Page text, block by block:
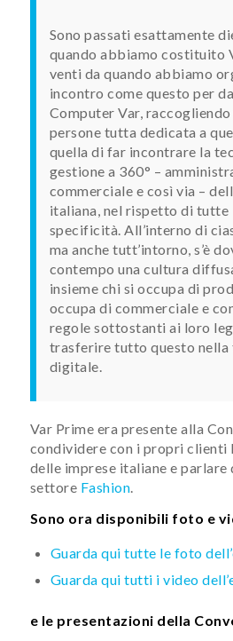
Sono passati esattamente
quando abbiamo costituito
venti da quando abbiamo
incontro come questo per
Computer Var,
persone tutta dedicata a
quella di far incontrare la
gestione a 360° –
commerciale e così via –
italiana, nel rispetto di tutte
specificità. All’interno di
ma anche tutt’intorno, s’è
contempo una cultura
insieme chi si occupa di
occupa di commerciale e
regole sottostanti ai loro
trasferire tutto questo nella
digitale.
Var Prime era presente alla
condividere con i propri clienti
delle imprese italiane e
settore Fashion.
Sono ora disponibili foto e
Guarda qui tutte le foto
Guarda qui tutti i video
e le presentazioni della